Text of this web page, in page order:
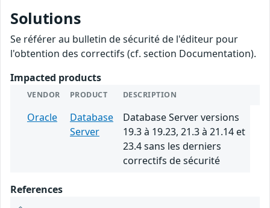
Solutions
Se référer au bulletin de sécurité de l'éditeur pour
l'obtention des correctifs (cf. section Documentation).
Impacted products
VENDOR PRODUCT DESCRIPTION
Oracle
Database
Server
Database Server versions
19.3 à 19.23, 21.3 à 21.14 et
23.4 sans les derniers
correctifs de sécurité
References